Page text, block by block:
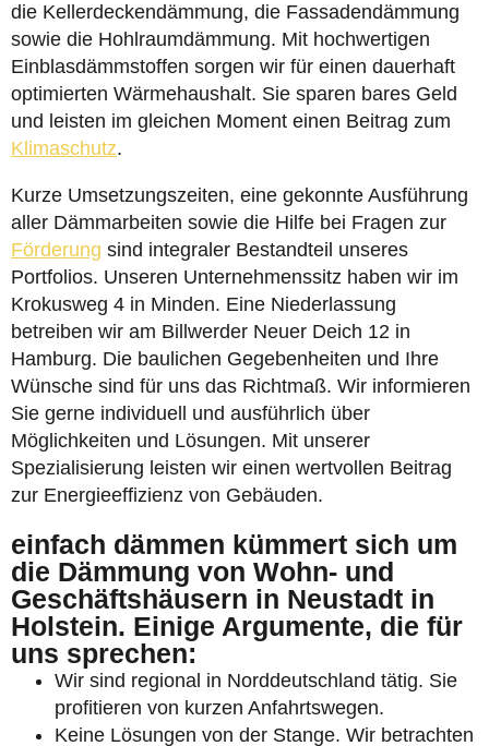
die Kellerdeckendämmung, die Fassadendämmung
sowie die Hohlraumdämmung. Mit hochwertigen
Einblasdämmstoffen sorgen wir für einen dauerhaft
optimierten Wärmehaushalt. Sie sparen bares Geld
und leisten im gleichen Moment einen Beitrag zum
Klimaschutz.
Kurze Umsetzungszeiten, eine gekonnte Ausführung
aller Dämmarbeiten sowie die Hilfe bei Fragen zur
Förderung sind integraler Bestandteil unseres
Portfolios. Unseren Unternehmenssitz haben wir im
Krokusweg 4 in Minden. Eine Niederlassung
betreiben wir am Billwerder Neuer Deich 12 in
Hamburg. Die baulichen Gegebenheiten und Ihre
Wünsche sind für uns das Richtmaß. Wir informieren
Sie gerne individuell und ausführlich über
Möglichkeiten und Lösungen. Mit unserer
Spezialisierung leisten wir einen wertvollen Beitrag
zur Energieeffizienz von Gebäuden.
einfach dämmen kümmert sich um
die Dämmung von Wohn- und
Geschäftshäusern in Neustadt in
Holstein. Einige Argumente, die für
uns sprechen:
Wir sind regional in Norddeutschland tätig. Sie
profitieren von kurzen Anfahrtswegen.
Keine Lösungen von der Stange. Wir betrachten